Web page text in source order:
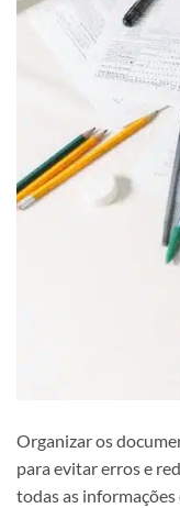
Organizar os
para evitar erros e
todas as